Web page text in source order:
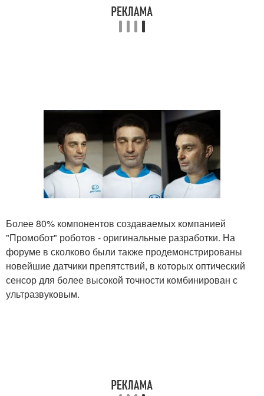
Более 80% компонентов создаваемых компанией
"Промобот" роботов - оригинальные разработки. На
форуме в сколково были также продемонстрированы
новейшие датчики препятствий, в которых оптический
сенсор для более высокой точности комбинирован с
ультразвуковым.